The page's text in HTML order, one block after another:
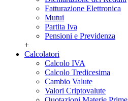
Fatturazione Elettronica
Mutui
Partita Iva
Pensioni e Previdenza
+
Calcolatori
Calcolo IVA
Calcolo Tredicesima
Cambio Valute
Valori Criptovalute